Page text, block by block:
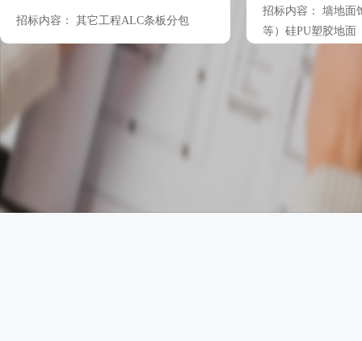
招标内容： 其它工程ALC条板分包
招标内容： 墙地面
等）硅PU塑胶地面